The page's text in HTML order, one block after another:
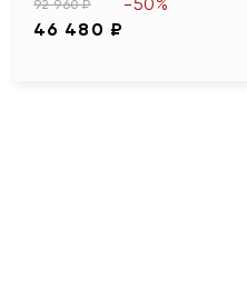
92 960 ₽
46 480 ₽